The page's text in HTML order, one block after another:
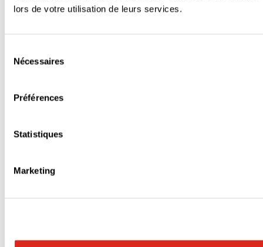
lors de votre utilisation de leurs services.
Nécessaires
Préférences
Statistiques
Marketing